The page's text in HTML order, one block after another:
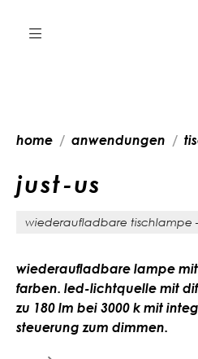
home anwendungen
just-us
wiederaufladbare tischlampe
wiederaufladbare lampe
farben. led-lichtquelle mit
zu 180 lm bei 3000 k mit
steuerung zum dimmen.